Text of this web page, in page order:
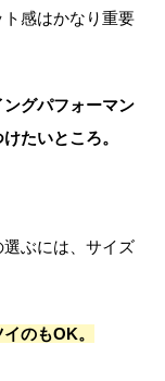
感はかなり重要
グパフォーマン
たいところ。
ぶには、サイズ
のもOK。